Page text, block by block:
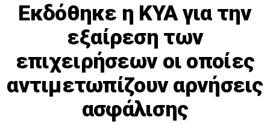
Εκδόθηκε η ΚΥΑ για την
εξαίρεση των
επιχειρήσεων οι οποίες
αντιμετωπίζουν αρνήσεις
ασφάλισης